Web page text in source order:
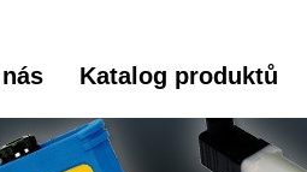
Katalog produktů